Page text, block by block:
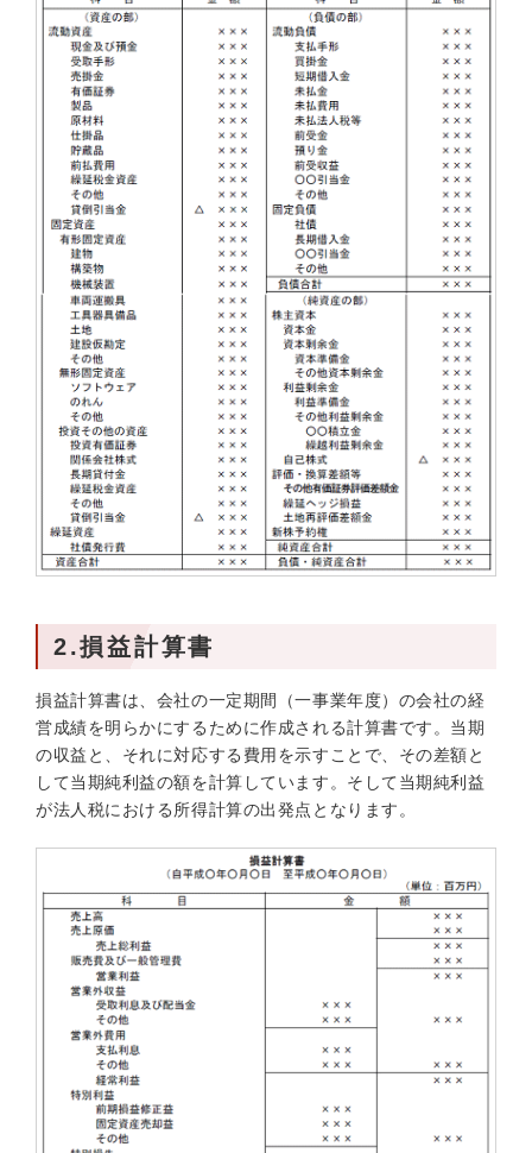
2.損益計算書
損益計算書は、会社の一定期間（一事業年度）の会社の経
営成績を明らかにするために作成される計算書です。当期
の収益と、それに対応する費用を示すことで、その差額と
して当期純利益の額を計算しています。そして当期純利益
が法人税における所得計算の出発点となります。